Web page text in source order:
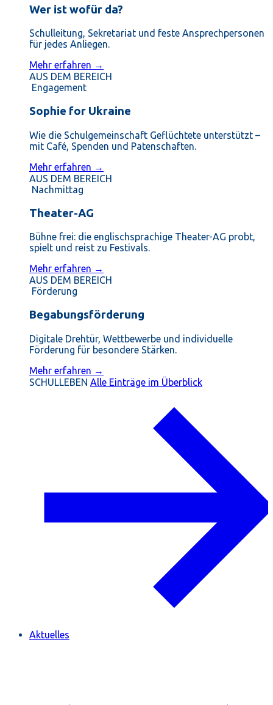
Wer ist wofür da?
Schulleitung, Sekretariat und feste Ansprechpersonen
für jedes Anliegen.
Mehr erfahren →
AUS DEM BEREICH
Engagement
Sophie for Ukraine
Wie die Schulgemeinschaft Geflüchtete unterstützt –
mit Café, Spenden und Patenschaften.
Mehr erfahren →
AUS DEM BEREICH
Nachmittag
Theater-AG
Bühne frei: die englischsprachige Theater-AG probt,
spielt und reist zu Festivals.
Mehr erfahren →
AUS DEM BEREICH
Förderung
Begabungsförderung
Digitale Drehtür, Wettbewerbe und individuelle
Förderung für besondere Stärken.
Mehr erfahren →
SCHULLEBEN Alle Einträge im Überblick
Aktuelles